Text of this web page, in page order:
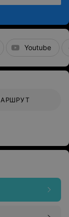
Youtube